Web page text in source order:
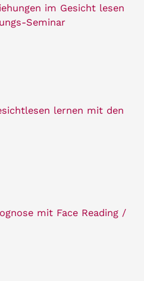
im Gesicht lesen
Seminar
lernen mit den
mit Face Reading /